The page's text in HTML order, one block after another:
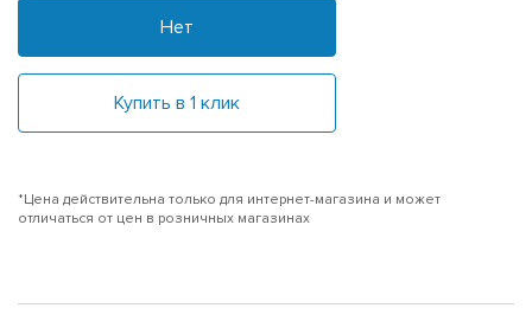
Нет
Купить в 1 клик
*Цена действительна только для интернет-магазина и может
отличаться от цен в розничных магазинах